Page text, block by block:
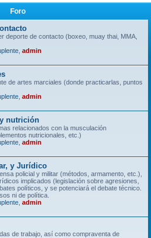
Foro
deporte de contacto (boxeo, muay thai, MMA,
admin
de artes marciales (donde practicarlas, puntos
admin
nutrición
relacionados con la musculación
nutricionales, etc.)
admin
y Jurídico
policial y militar (métodos, armamento, etc.),
implicados (legislación sobre agresiones,
políticos, y se potenciará el debate técnico.
ni de política.
admin
de trabajo, así como compraventa de